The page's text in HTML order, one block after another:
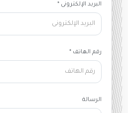
البريد الإلكترونى *
رقم الهاتف *
الرسالة